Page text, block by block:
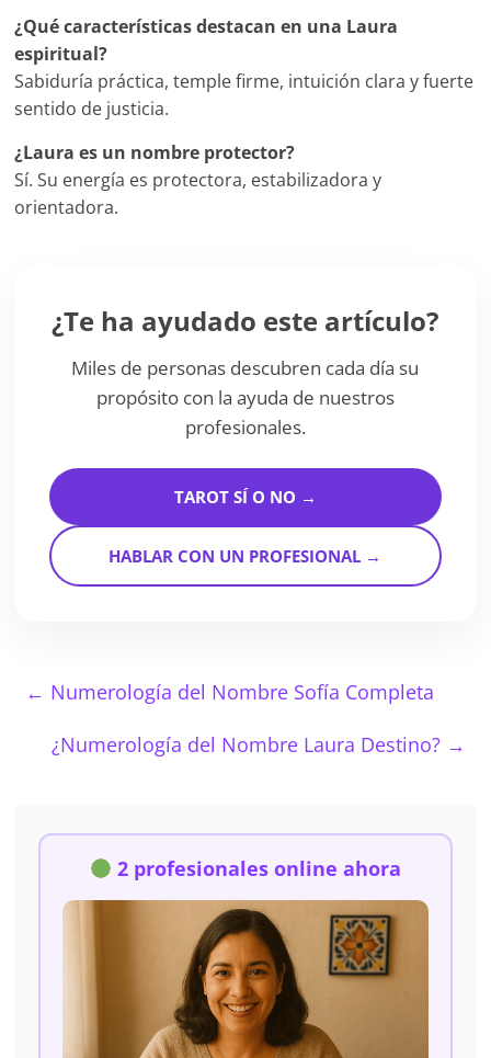
¿Qué características destacan en una Laura
espiritual?
Sabiduría práctica, temple firme, intuición clara y fuerte
sentido de justicia.
¿Laura es un nombre protector?
Sí. Su energía es protectora, estabilizadora y
orientadora.
¿Te ha ayudado este artículo?
Miles de personas descubren cada día su
propósito con la ayuda de nuestros
profesionales.
TAROT SÍ O NO →
HABLAR CON UN PROFESIONAL →
← Numerología del Nombre Sofía Completa
¿Numerología del Nombre Laura Destino? →
2 profesionales online ahora